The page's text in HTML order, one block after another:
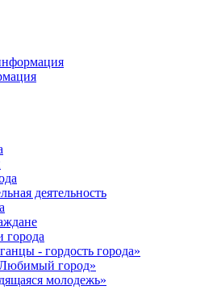
деятельность
города
- гордость города»
город»
молодежь»